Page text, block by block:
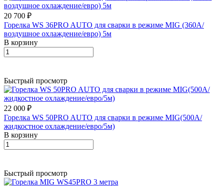
20 700 ₽
Горелка WS 36PRO AUTO для сварки в режиме MIG (360A/
воздушное охлаждение/евро) 5м
В корзину
Быстрый просмотр
22 000 ₽
Горелка WS 50PRO AUTO для сварки в режиме MIG(500A/
жидкостное охлаждение/евро/5м)
В корзину
Быстрый просмотр